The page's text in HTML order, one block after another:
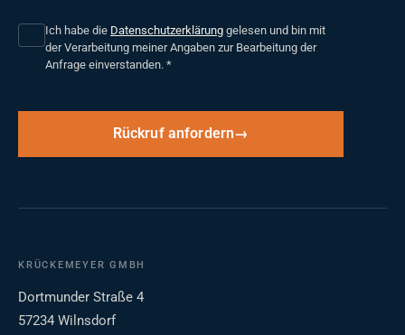
Ich habe die Datenschutzerklärung gelesen und bin mit
der Verarbeitung meiner Angaben zur Bearbeitung der
Anfrage einverstanden. *
Rückruf anfordern
KRÜCKEMEYER GMBH
Dortmunder Straße 4
57234 Wilnsdorf